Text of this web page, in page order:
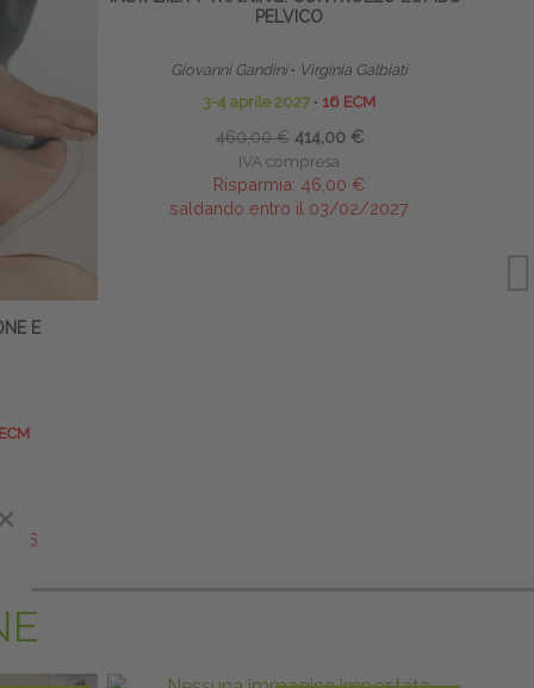
E
PELVICO
Giovanni Gandini ∙ Virginia Galbiati
3-4 aprile 2027 ∙ 16 ECM
460,00 € 414,00 €
IVA compresa
Risparmia: 46,00 €
saldando entro il 03/02/2027
×
×